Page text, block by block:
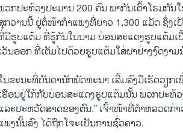
ວກ​ປະ​ທ້ວງປະມານ 200 ຄົນ​ ພາກັນ​ເຕົ້າ​ໂຮມ​ກັນ​
ກ​ວານ​ນີ້ ຢູ່​ຕໍ່ໜ້າກໍາ​ແພງ​ທີ່​ຍາວ​ 1,300 ແມັດ ຊຶ່ງ​ເ
ມີ​ຮູບ​ແຕ້ມ​ ທີ່ຮູ້​ກັນໃນ​ນາມ ບ່ອນ​ສະ​ແດງ​ຮູບ​ແຕ້ມ​ເ
ວັນ​ອອກ ທີ່​ເຕັ​ມ​ໄປ​ດ້ວຍ​ຮູບ​ແຕ້ມໃສ່​ຝາ​ຢ່າງງົດ​ງາມ
ນ​ຂະນະ​ທີ່​ບັນດາ​ນັກ​ພັດທະນາ ​ເລີ້ມ​ລົງມື​ເຮັດ​ວຽກ​
ຮື​ອນຢູ່​ໃກ້​ກັບ​ບ່ອນ​ສະ​ແດງ​ຮູບ​ແຕ້ມ​ນັ້ນ ພວກ​ປະ​ທ້ວ
ລະ​ປະຫວັດ​ສາດ​ຂອງ​ຕົນ.” ​ເຈົ້າ​ໜ້າ​ທີ່​ຕໍາຫລວດ​ກ່
ພງ​ນັ້ນ​ລົງ ​ໄດ້​ຖືກໂຈະ​ເປັນ​ການ​ຊົ່ວຄາວ.